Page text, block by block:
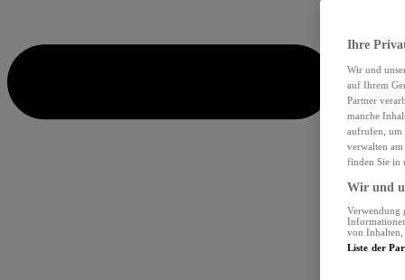
Ihre
Wir und
auf Ihrem
Partner
manche
aufrufen, um
verwalten
finden Sie in
Wir und
Verwendung
von Inhalten,
Liste der